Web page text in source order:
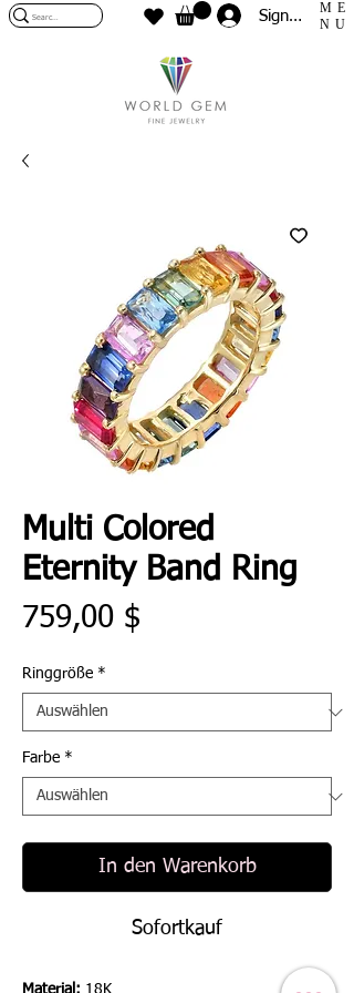
Sign In
ME
NU
Multi Colored
Eternity Band Ring
759,00 $
Ringgröße *
Farbe *
In den Warenkorb
Sofortkauf
Material: 18K